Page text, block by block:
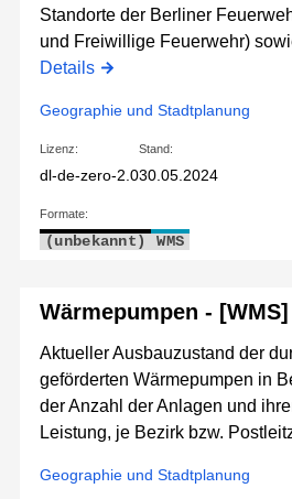
Standorte der Berliner
und Freiwillige Feuerwehr)
Details
Geographie und Stadtplanung
Lizenz:
dl-de-zero-2.0
Stand:
30.05.2024
Formate:
(unbekannt) WMS
Wärmepumpen - [WMS]
Aktueller Ausbauzustand der
geförderten Wärmepumpen in
der Anzahl der Anlagen und
Leistung, je Bezirk bzw.
Geographie und Stadtplanung